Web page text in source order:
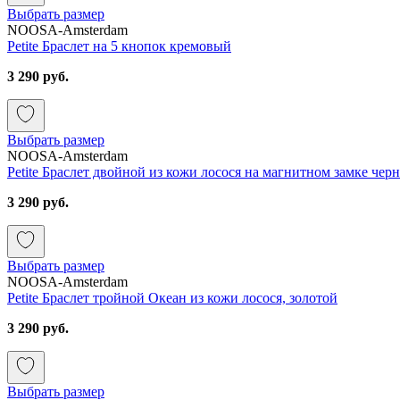
Выбрать размер
NOOSA-Amsterdam
Petite Браслет на 5 кнопок кремовый
3 290 руб.
Выбрать размер
NOOSA-Amsterdam
Petite Браслет двойной из кожи лосося на магнитном замке
3 290 руб.
Выбрать размер
NOOSA-Amsterdam
Petite Браслет тройной Океан из кожи лосося, золотой
3 290 руб.
Выбрать размер